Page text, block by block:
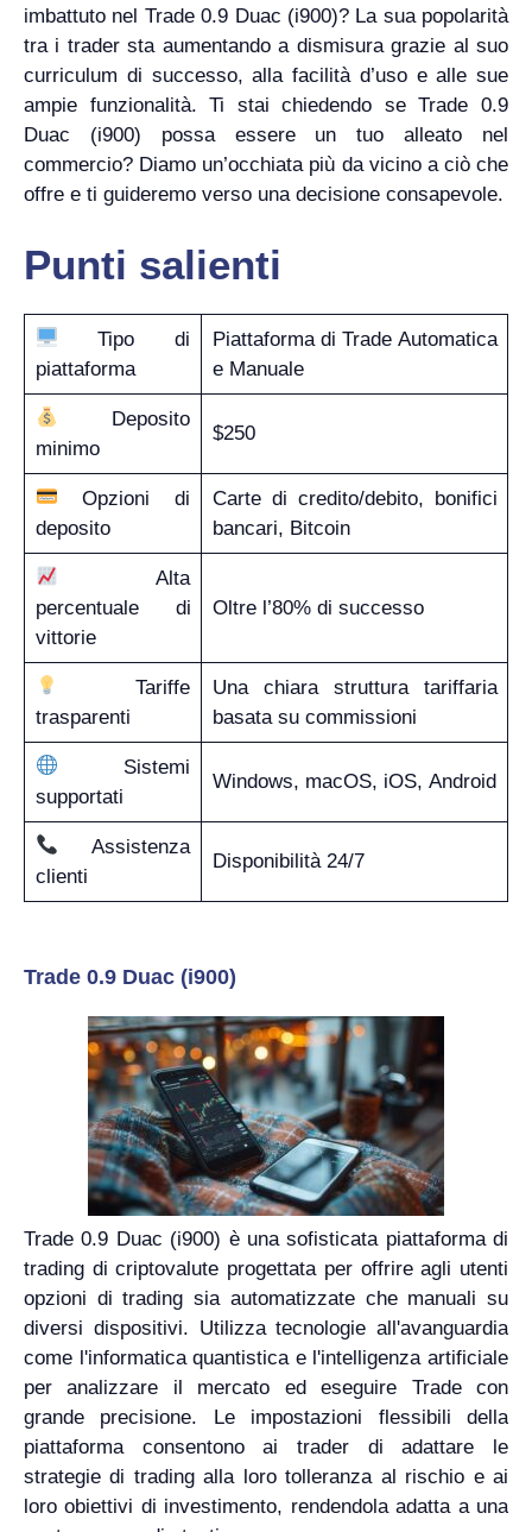
imbattuto nel Trade 0.9 Duac (i900)? La sua popolarità
tra i trader sta aumentando a dismisura grazie al suo
curriculum di successo, alla facilità d’uso e alle sue
ampie funzionalità. Ti stai chiedendo se Trade 0.9
Duac (i900) possa essere un tuo alleato nel
commercio? Diamo un’occhiata più da vicino a ciò che
offre e ti guideremo verso una decisione consapevole.
Punti salienti
Tipo di
piattaforma
Piattaforma di Trade Automatica
e Manuale
Deposito
minimo
$250
Opzioni di
deposito
Carte di credito/debito, bonifici
bancari, Bitcoin
Alta
percentuale di
vittorie
Oltre l’80% di successo
Tariffe
trasparenti
Una chiara struttura tariffaria
basata su commissioni
Sistemi
supportati
Windows, macOS, iOS, Android
Assistenza
clienti
Disponibilità 24/7
Trade 0.9 Duac (i900)
Trade 0.9 Duac (i900) è una sofisticata piattaforma di
trading di criptovalute progettata per offrire agli utenti
opzioni di trading sia automatizzate che manuali su
diversi dispositivi. Utilizza tecnologie all'avanguardia
come l'informatica quantistica e l'intelligenza artificiale
per analizzare il mercato ed eseguire Trade con
grande precisione. Le impostazioni flessibili della
piattaforma consentono ai trader di adattare le
strategie di trading alla loro tolleranza al rischio e ai
loro obiettivi di investimento, rendendola adatta a una